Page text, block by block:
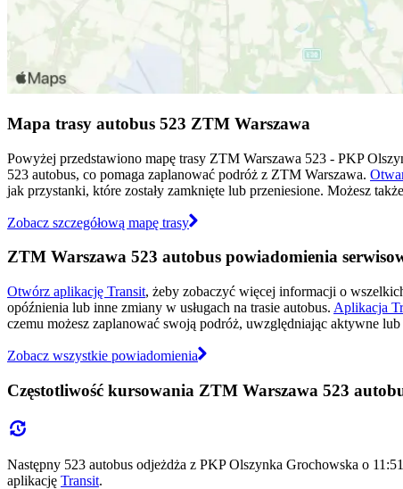
Mapa trasy autobus 523 ZTM Warszawa
Powyżej przedstawiono mapę trasy ZTM Warszawa 523 - PKP
523 autobus, co pomaga zaplanować podróż z ZTM Warszawa.
jak przystanki, które zostały zamknięte lub przeniesione. Możesz
Zobacz szczegółową mapę trasy
ZTM Warszawa 523 autobus powiadomienia
Otwórz aplikację Transit, żeby zobaczyć więcej informacji o
opóźnienia lub inne zmiany w usługach na trasie autobus. Aplikacja
czemu możesz zaplanować swoją podróż, uwzględniając aktywne lub
Zobacz wszystkie powiadomienia
Częstotliwość kursowania ZTM Warszawa 523
Następny 523 autobus odjeżdża z PKP Olszynka Grochowska o
aplikację Transit.